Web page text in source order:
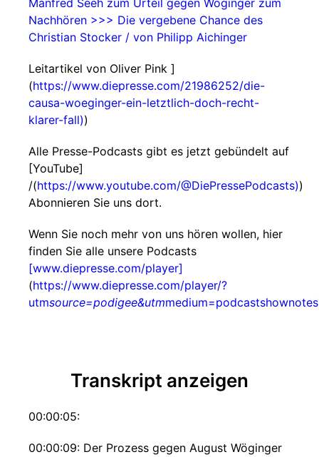
Manfred Seeh zum Urteil gegen Wöginger zum
Nachhören >>> Die vergebene Chance des
Christian Stocker / von Philipp Aichinger
Leitartikel von Oliver Pink ]
(https://www.diepresse.com/21986252/die-
causa-woeginger-ein-letztlich-doch-recht-
klarer-fall))
Alle Presse-Podcasts gibt es jetzt gebündelt auf
[YouTube]
/(https://www.youtube.com/@DiePressePodcasts))
Abonnieren Sie uns dort.
Wenn Sie noch mehr von uns hören wollen, hier
finden Sie alle unsere Podcasts
[www.diepresse.com/player]
(https://www.diepresse.com/player/?
utmsource=podigee&utm
Transkript anzeigen
00:00:05:
00:00:09: Der Prozess gegen August Wöginger